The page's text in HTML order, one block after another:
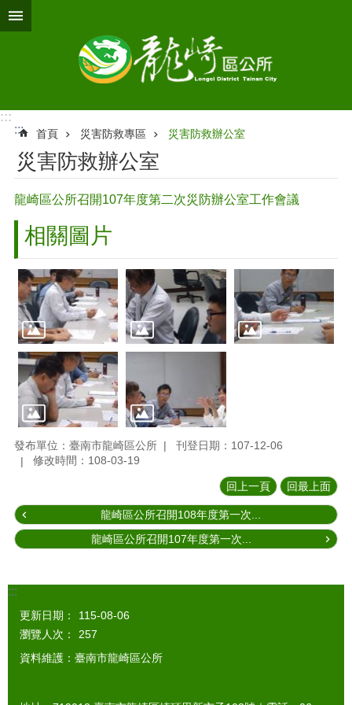
跳到主要內容區塊
:::
:::
首頁 災害防救專區 災害防救辦公室
災害防救辦公室
龍崎區公所召開107年度第二次災防辦公室工作會議
相關圖片
發布單位：臺南市龍崎區公所
刊登日期：107-12-06
修改時間：108-03-19
回上一頁 回最上面
龍崎區公所召開108年度第一次...
龍崎區公所召開107年度第一次...
:::
更新日期：
115-08-06
瀏覽人次：
257
資料維護：臺南市龍崎區公所